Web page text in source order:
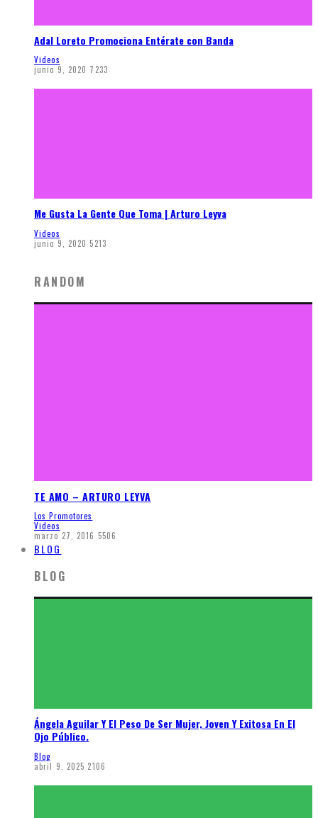
Adal Loreto Promociona Entérate con Banda
Videos
junio 9, 2020 7233
Me Gusta La Gente Que Toma | Arturo Leyva
Videos
junio 9, 2020 5213
RANDOM
TE AMO – ARTURO LEYVA
Los Promotores
Videos
marzo 27, 2016 5506
BLOG
BLOG
Ángela Aguilar Y El Peso De Ser Mujer, Joven Y Exitosa En El
Ojo Público.
Blog
abril 9, 2025 2106